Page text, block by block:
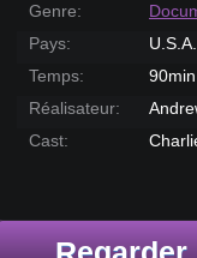
Genre:
Pays:
U.S.A.
Temps:
90min
Réalisateur:
Cast: